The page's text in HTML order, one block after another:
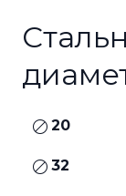
20
32